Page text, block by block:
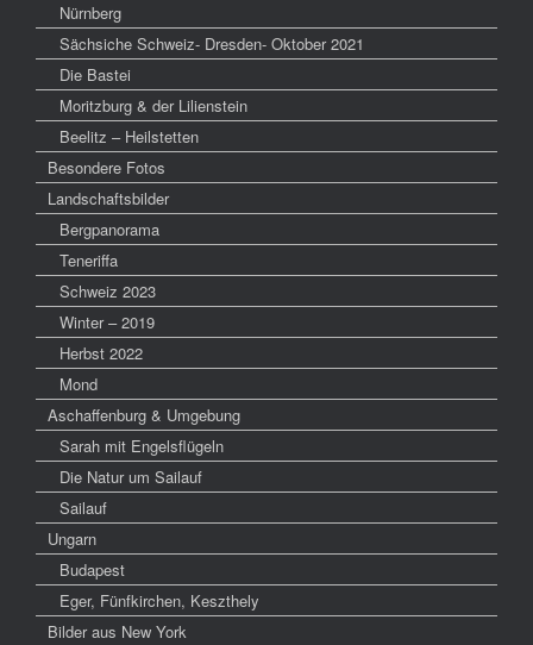
Nürnberg
Sächsiche Schweiz- Dresden- Oktober 2021
Die Bastei
Moritzburg & der Lilienstein
Beelitz – Heilstetten
Besondere Fotos
Landschaftsbilder
Bergpanorama
Teneriffa
Schweiz 2023
Winter – 2019
Herbst 2022
Mond
Aschaffenburg & Umgebung
Sarah mit Engelsflügeln
Die Natur um Sailauf
Sailauf
Ungarn
Budapest
Eger, Fünfkirchen, Keszthely
Bilder aus New York